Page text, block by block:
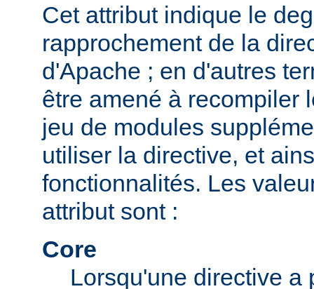
Cet attribut indique le
rapprochement de la
d'Apache ; en d'autres
être amené à recompiler
jeu de modules
utiliser la directive, et
fonctionnalités. Les
attribut sont :
Core
Lorsqu'une directive a